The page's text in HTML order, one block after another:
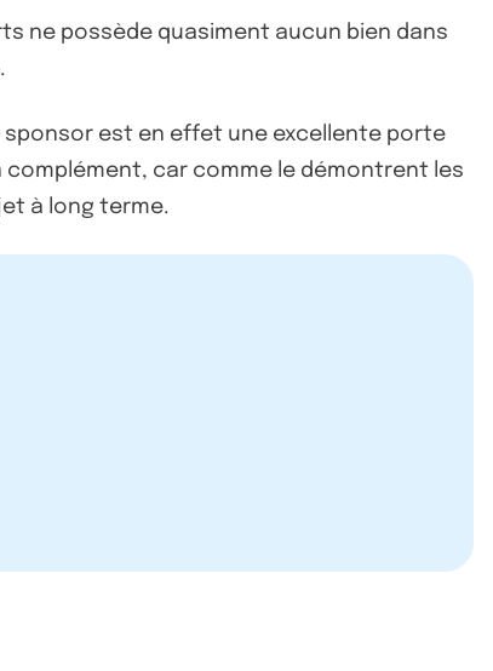
ne possède quasiment aucun bien dans
sponsor est en effet une excellente porte
complément, car comme le démontrent les
à long terme.